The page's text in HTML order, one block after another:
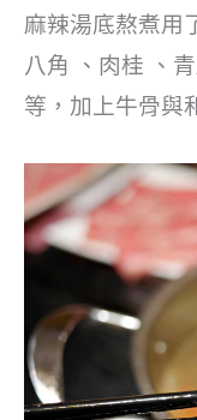
麻辣湯底熬煮用
八角 、 肉桂 、
等， 加上牛骨與